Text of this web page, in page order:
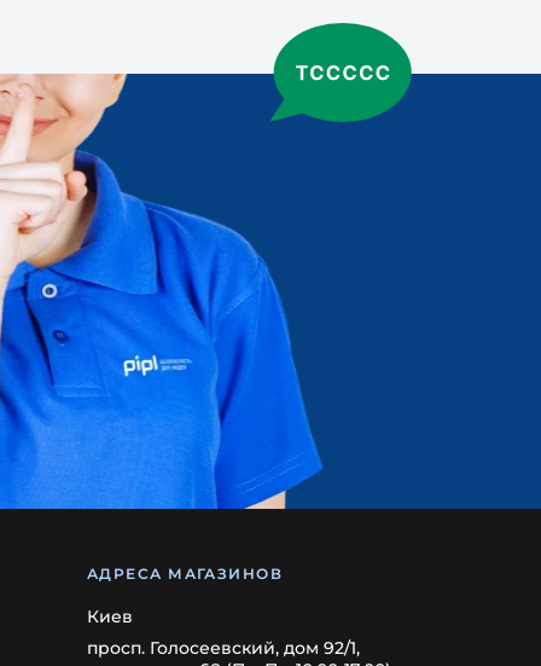
АДРЕСА МАГАЗИНОВ
Киев
просп. Голосеевский, дом 92/1,